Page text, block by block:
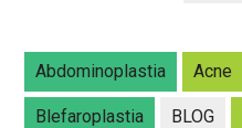
Abdominoplastia Acne
Blefaroplastia BLOG